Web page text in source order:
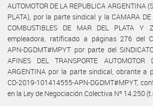
AUTOMOTOR DE LA REPUBLICA ARGENTINA
PLATA), por la parte sindical y la CAMARA DE
COMBUSTIBLES DE MAR DEL PLATA
empleadora, ratificado a páginas 276 del
APN-DGDMT#MPYT por parte del
AFINES DEL TRANSPORTE AUTOMOTOR
ARGENTINA por la parte sindical, obrante a
CD-2019-101414555-APN-DGDMT#MPYT,
en la Ley de Negociación Colectiva Nº 14.250